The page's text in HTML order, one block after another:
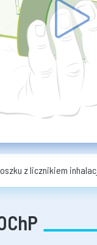
z licznikiem